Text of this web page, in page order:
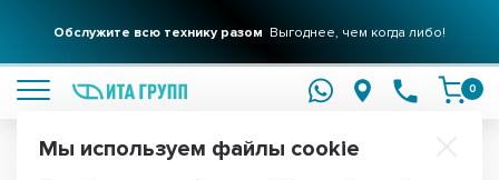
Обслужите всю технику разом Выгоднее, чем когда либо!
0
Мы используем файлы cookie